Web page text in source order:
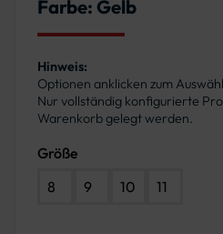
Farbe: Gelb
Hinweis:
Optionen anklicken zum
Nur vollständig konfigurierte
Warenkorb gelegt werden.
Größe
8
9 10 11